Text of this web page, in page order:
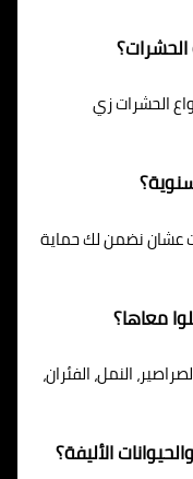
الحشرات زي
عشان نضمن لك حماية
معاها؟
النمل، الفئران،
الأليفة؟